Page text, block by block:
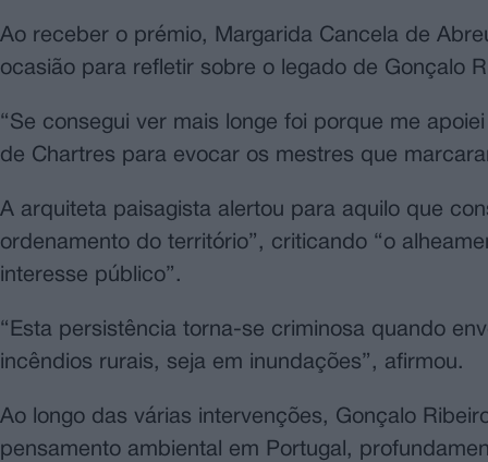
Ao receber o prémio, Margarida Cancela de
ocasião para refletir sobre o legado de Gonçalo
“Se consegui ver mais longe foi porque me
de Chartres para evocar os mestres que
A arquiteta paisagista alertou para aquilo que
ordenamento do território”, criticando “o
interesse público”.
“Esta persistência torna-se criminosa quando
incêndios rurais, seja em inundações”, afirmou.
Ao longo das várias intervenções, Gonçalo
pensamento ambiental em Portugal,